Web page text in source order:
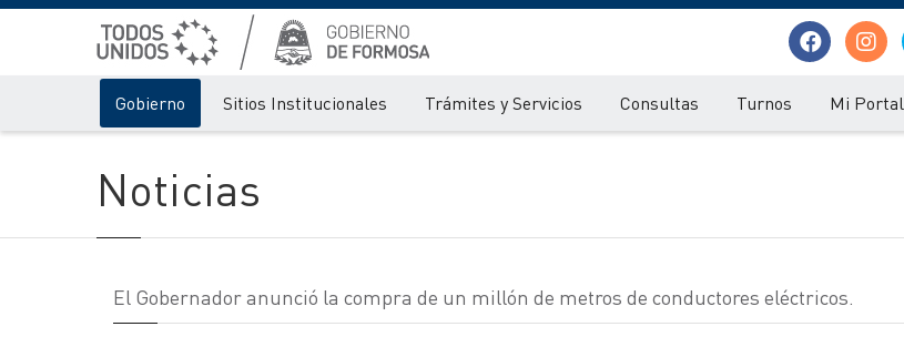
Gobierno Sitios Institucionales Trámites y Servicios Consultas Turnos Mi Portal
Noticias
El Gobernador anunció la compra de un millón de metros de conductores eléctricos.